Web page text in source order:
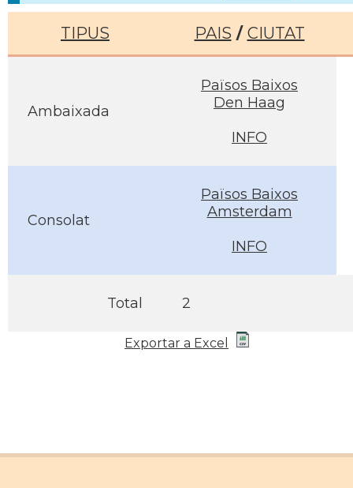
TIPUS PAIS / CIUTAT
Ambaixada
Països Baixos
Den Haag
INFO
Consolat
Països Baixos
Amsterdam
INFO
Total 2
Exportar a Excel